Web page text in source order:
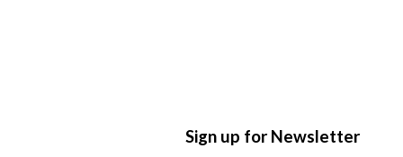
Sign up for Newsletter